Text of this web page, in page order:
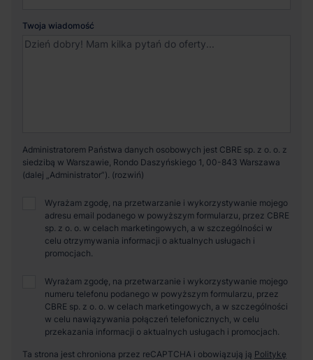
Twoja wiadomość
Administratorem Państwa danych osobowych jest CBRE sp. z o. o. z
siedzibą w Warszawie, Rondo Daszyńskiego 1, 00-843 Warszawa
(dalej „Administrator”).
Wyrażam zgodę, na przetwarzanie i wykorzystywanie mojego
adresu email podanego w powyższym formularzu, przez CBRE
sp. z o. o. w celach marketingowych, a w szczególności w
celu otrzymywania informacji o aktualnych usługach i
promocjach.
Wyrażam zgodę, na przetwarzanie i wykorzystywanie mojego
numeru telefonu podanego w powyższym formularzu, przez
CBRE sp. z o. o. w celach marketingowych, a w szczególności
w celu nawiązywania połączeń telefonicznych, w celu
przekazania informacji o aktualnych usługach i promocjach.
Ta strona jest chroniona przez reCAPTCHA i obowiązują ją Politykę